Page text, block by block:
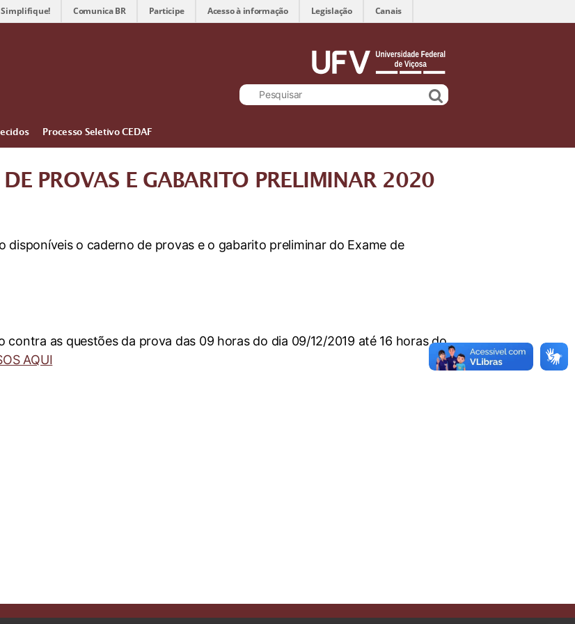
Simplifique! Comunica BR Participe Acesso à informação Legislação Canais
Processo Seletivo CEDAF
PROVAS E GABARITO PRELIMINAR 2020
disponíveis o caderno de provas e o gabarito preliminar do Exame de
as questões da prova das 09 horas do dia 09/12/2019 até 16 horas do
AQUI